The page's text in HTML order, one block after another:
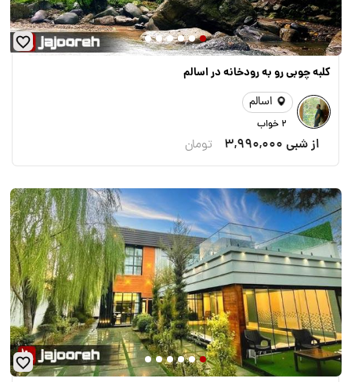
کلبه چوبی رو به رودخانه در اسالم
اسالم
2 خواب
از شبی 3,990,000 تومان